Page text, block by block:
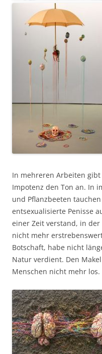
In mehreren Arbeiten
Impotenz den Ton an. In
und Pflanzbeeten
entsexualisierte Penisse
einer Zeit verstand, in
nicht mehr
Botschaft, habe nicht
Natur verdient. Den
Menschen nicht mehr los.